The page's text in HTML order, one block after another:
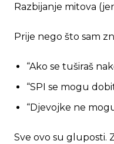
Razbijanje mitova
Prije nego što sam
“Ako se tuširaš
“SPI se mogu
“Djevojke ne
Sve ovo su gluposti.